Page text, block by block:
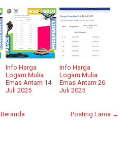
Info Harga
Logam Mulia
Emas Antam 14
Juli 2025
Info Harga
Logam Mulia
Emas Antam 26
Juli 2025
Posting Lama →
Beranda